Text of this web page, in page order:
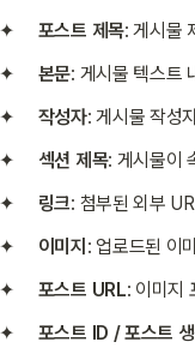
포스트 제목: 게시물
본문: 게시물 텍스트
작성자: 게시물 작성
섹션 제목: 게시물이
링크: 첨부된 외부
이미지 : 업로드된 이
포스트 URL: 이미지
포스트 ID / 포스트 생